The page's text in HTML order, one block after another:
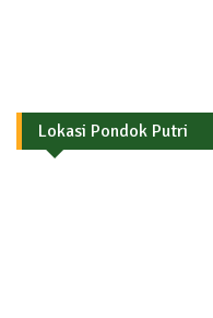
Lokasi Pondok Putri